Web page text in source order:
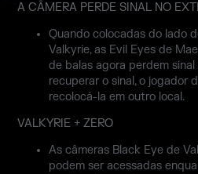
A CÂMERA PERDE SINAL NO
Quando colocadas do lado
Valkyrie, as Evil Eyes de
de balas agora perdem sinal
recuperar o sinal, o jogador
recolocá-la em outro local.
VALKYRIE + ZERO
As câmeras Black Eye de
podem ser acessadas